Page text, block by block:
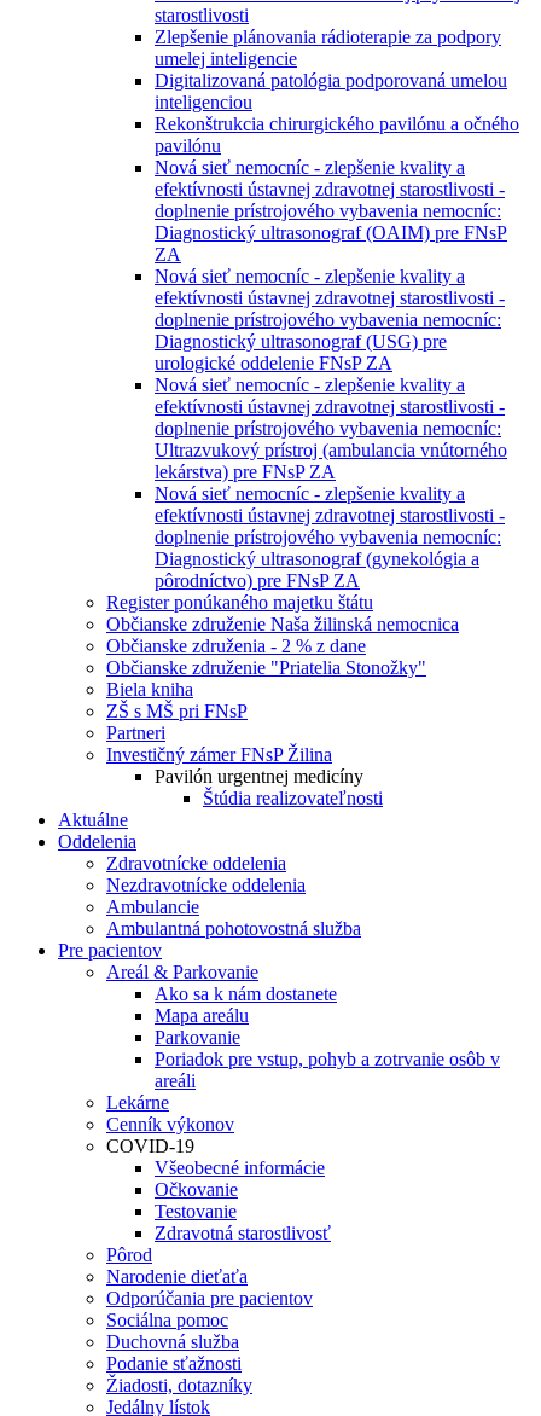
starostlivosti
Zlepšenie plánovania rádioterapie za podpory
umelej inteligencie
Digitalizovaná patológia podporovaná umelou
inteligenciou
Rekonštrukcia chirurgického pavilónu a očného
pavilónu
Nová sieť nemocníc - zlepšenie kvality a
efektívnosti ústavnej zdravotnej starostlivosti -
doplnenie prístrojového vybavenia nemocníc:
Diagnostický ultrasonograf (OAIM) pre FNsP
ZA
Nová sieť nemocníc - zlepšenie kvality a
efektívnosti ústavnej zdravotnej starostlivosti -
doplnenie prístrojového vybavenia nemocníc:
Diagnostický ultrasonograf (USG) pre
urologické oddelenie FNsP ZA
Nová sieť nemocníc - zlepšenie kvality a
efektívnosti ústavnej zdravotnej starostlivosti -
doplnenie prístrojového vybavenia nemocníc:
Ultrazvukový prístroj (ambulancia vnútorného
lekárstva) pre FNsP ZA
Nová sieť nemocníc - zlepšenie kvality a
efektívnosti ústavnej zdravotnej starostlivosti -
doplnenie prístrojového vybavenia nemocníc:
Diagnostický ultrasonograf (gynekológia a
pôrodníctvo) pre FNsP ZA
Register ponúkaného majetku štátu
Občianske združenie Naša žilinská nemocnica
Občianske združenia - 2 % z dane
Občianske združenie "Priatelia Stonožky"
Biela kniha
ZŠ s MŠ pri FNsP
Partneri
Investičný zámer FNsP Žilina
Pavilón urgentnej medicíny
Štúdia realizovateľnosti
Aktuálne
Oddelenia
Zdravotnícke oddelenia
Nezdravotnícke oddelenia
Ambulancie
Ambulantná pohotovostná služba
Pre pacientov
Areál & Parkovanie
Ako sa k nám dostanete
Mapa areálu
Parkovanie
Poriadok pre vstup, pohyb a zotrvanie osôb v
areáli
Lekárne
Cenník výkonov
COVID-19
Všeobecné informácie
Očkovanie
Testovanie
Zdravotná starostlivosť
Pôrod
Narodenie dieťaťa
Odporúčania pre pacientov
Sociálna pomoc
Duchovná služba
Podanie sťažnosti
Žiadosti, dotazníky
Jedálny lístok